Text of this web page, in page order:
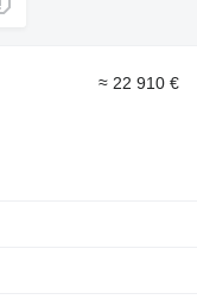
≈ 22 910 €